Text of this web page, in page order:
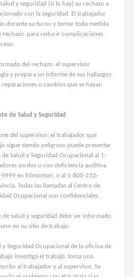
y seguridad (si lo hay) su rechazo a
con la seguridad. El trabajador
durante su turno y tomar toda medida
rechazo. para reducir complicaciones
del rechazo, el supervisor
y prepara un informe de sus hallazgos
o cambios que se hayan
de Salud y Seguridad
del supervisor, el trabajador que
sigue siendo peligroso puede presentar
Salud y Seguridad Ocupacional al 1-
sordos o con deficiencia auditiva
en Edmonton, o al 1-800-232-
Todas las llamadas al Centro de
Ocupacional son confidenciales.
de salud y seguridad debe ser informado
en su sitio de trabajo.
y Seguridad Ocupacional de la oficina de
investiga el trabajo, toma una
al trabajador y al supervisor. Se